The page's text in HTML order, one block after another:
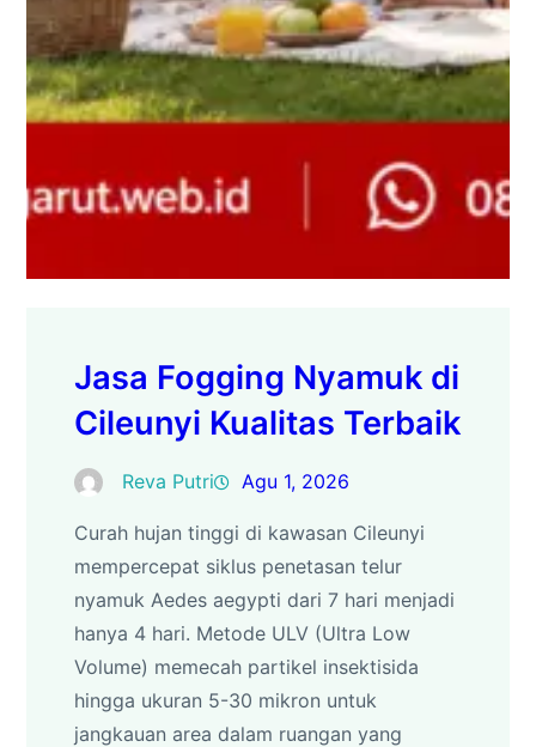
Jasa Fogging Nyamuk di
Cileunyi Kualitas Terbaik
Reva Putri Agu 1, 2026
Curah hujan tinggi di kawasan Cileunyi
mempercepat siklus penetasan telur
nyamuk Aedes aegypti dari 7 hari menjadi
hanya 4 hari. Metode ULV (Ultra Low
Volume) memecah partikel insektisida
hingga ukuran 5-30 mikron untuk
jangkauan area dalam ruangan yang